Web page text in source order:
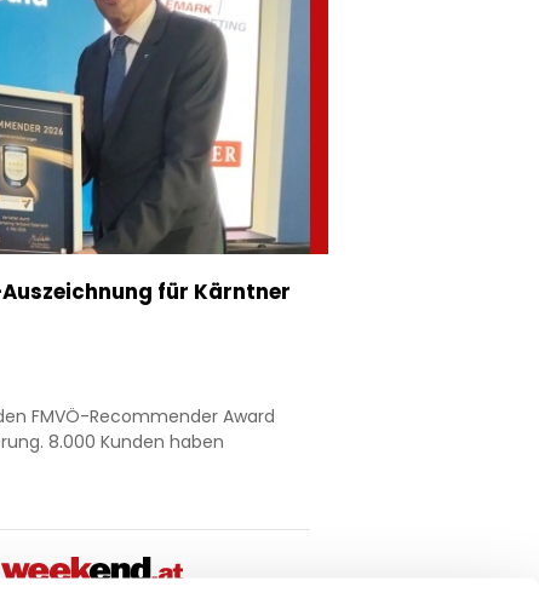
für Kärntner
FMVÖ-Recommender Award
8.000 Kunden haben